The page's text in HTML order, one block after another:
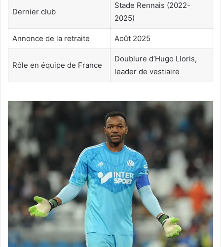
Dernier club
Stade Rennais (2022-
2025)
Annonce de la retraite Août 2025
Rôle en équipe de France
Doublure d’Hugo Lloris,
leader de vestiaire